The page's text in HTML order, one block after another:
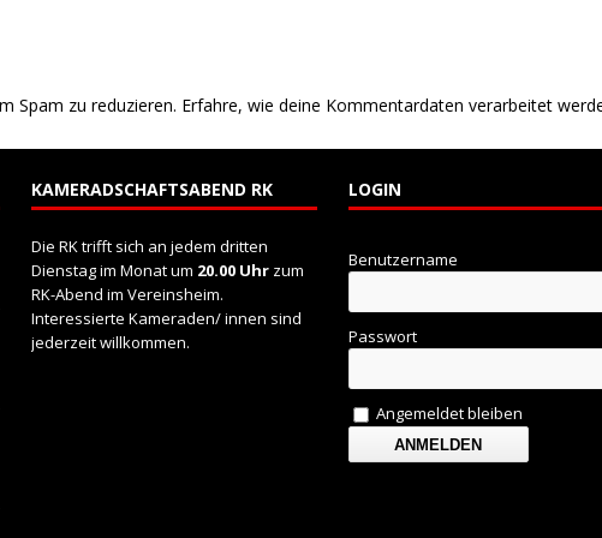
Spam zu reduzieren. Erfahre, wie deine Kommentardaten verarbeitet
KAMERADSCHAFTSABEND RK
Die RK trifft sich an jedem dritten
Dienstag im Monat um 20.00 Uhrzum
RK-Abend im Vereinsheim.
Interessierte Kameraden/ innen sind
jederzeit willkommen.
LOGIN
Benutzername
Passwort
Angemeldet bleiben